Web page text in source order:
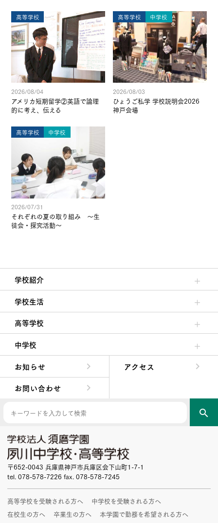
高等学校
2026/08/04
アメリカ短期留学②英語で論理
的に考え、伝える
高等学校 中学校
2026/08/03
ひょうご私学 学校説明会2026
神戸会場
高等学校 中学校
2026/07/31
それぞれの夏の取り組み ～生
徒会・探究活動～
学校紹介
理事長/学園長メッセージ
安心して任せられる学校
沿革
施設・設備
大学合格実績
学校生活
クラブ活動・生徒会活動
夙川ブログ
制服紹介
夙川カレンダー
高等学校
高校校長からの挨拶
高校の教育方針／特色
特進コース／進学コース
年間行事
先輩たちの声・生徒たちの声
中学校
中学校長からの挨拶
中学校の教育方針／特色
Aコース／Bコース
年間行事
先輩たちの声・生徒たちの声
お知らせ
アクセス
お問い合わせ
search
〒652-0043 兵庫県神戸市兵庫区会下山町1-7-1
tel. 078-578-7226 fax. 078-578-7245
高等学校を受験される方へ
中学校を受験される方へ
在校生の方へ
卒業生の方へ
本学園で勤務を希望される方へ